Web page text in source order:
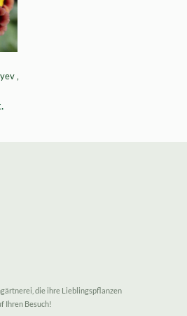
‚
die ihre Lieblingspflanzen
Ihren Besuch!